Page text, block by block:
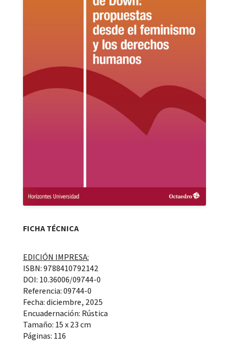
FICHA TÉCNICA
EDICIÓN IMPRESA:
ISBN: 9788410792142
DOI: 10.36006/09744-0
Referencia: 09744-0
Fecha: diciembre, 2025
Encuadernación: Rústica
Tamaño: 15 x 23 cm
Páginas: 116